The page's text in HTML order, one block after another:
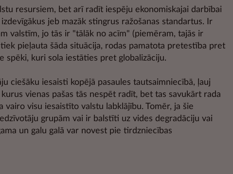
resursiem, bet arī radīt iespēju ekonomiskajai darbībai
jeb mazāk stingrus ražošanas standartus. Ir
valstīm, jo tās ir "tālāk no acīm" (piemēram, tajās ir
pieļauta šāda situācija, rodas pamatota pretestība pret
spēki, kuri sola iestāties pret globalizāciju.
ciešāku iesaisti kopējā pasaules tautsaimniecībā, ļauj
vienas pašas tās nespēt radīt, bet tas savukārt rada
vairo visu iesaistīto valstu labklājību. Tomēr, ja šie
grupām vai ir balstīti uz vides degradāciju vai
un galu galā var novest pie tirdzniecības